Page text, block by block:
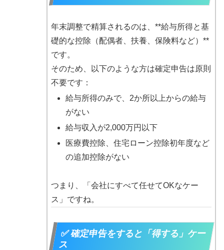
年末調整で精算されるのは、**給与所得と基
礎的な控除（配偶者、扶養、保険料など）**
です。
そのため、以下のような方は確定申告は原則
不要です：
給与所得のみで、2か所以上からの給与
がない
給与収入が2,000万円以下
医療費控除、住宅ローン控除初年度など
の追加控除がない
つまり、「会社にすべて任せてOKなケー
ス」ですね。
✅ 確定申告をすると「得する」ケー
ス